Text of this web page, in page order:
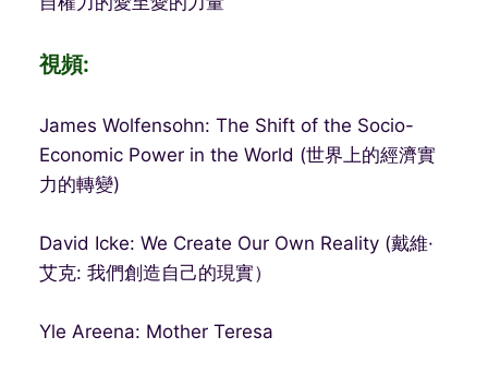
視頻:
James Wolfensohn: The Shift of the Socio-
Economic Power in the World (世界上的經濟實
力的轉變)
David Icke: We Create Our Own Reality (戴維·
艾克: 我們創造自己的現實）
Yle Areena: Mother Teresa